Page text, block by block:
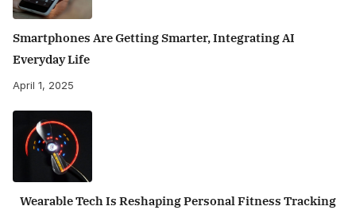
Smartphones Are Getting Smarter, Integrating AI
Everyday Life
April 1, 2025
Wearable Tech Is Reshaping Personal Fitness Tracking